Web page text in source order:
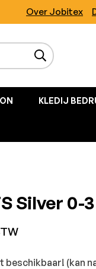
Over Jobitex
KLEDIJ
Silver 0-
beschikbaar! (kan